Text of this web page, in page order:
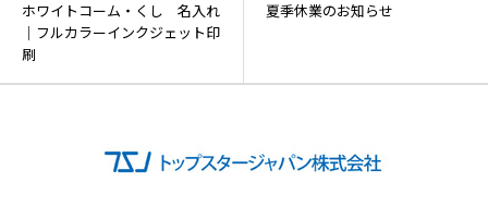
ホワイトコーム・くし 名入れ
｜フルカラーインクジェット印
刷
夏季休業のお知らせ